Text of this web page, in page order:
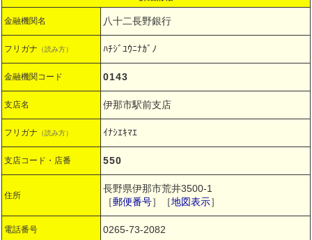
金融機関名 八十二長野銀行
フリガナ （読み方） ﾊﾁｼﾞﾕｳﾆﾅｶﾞﾉ
金融機関コード 0143
支店名 伊那市駅前支店
フリガナ （読み方） ｲﾅｼｴｷﾏｴ
支店コード・店番 550
住所
長野県伊那市荒井3500-1
［郵便番号］［地図表示］
電話番号 0265-73-2082